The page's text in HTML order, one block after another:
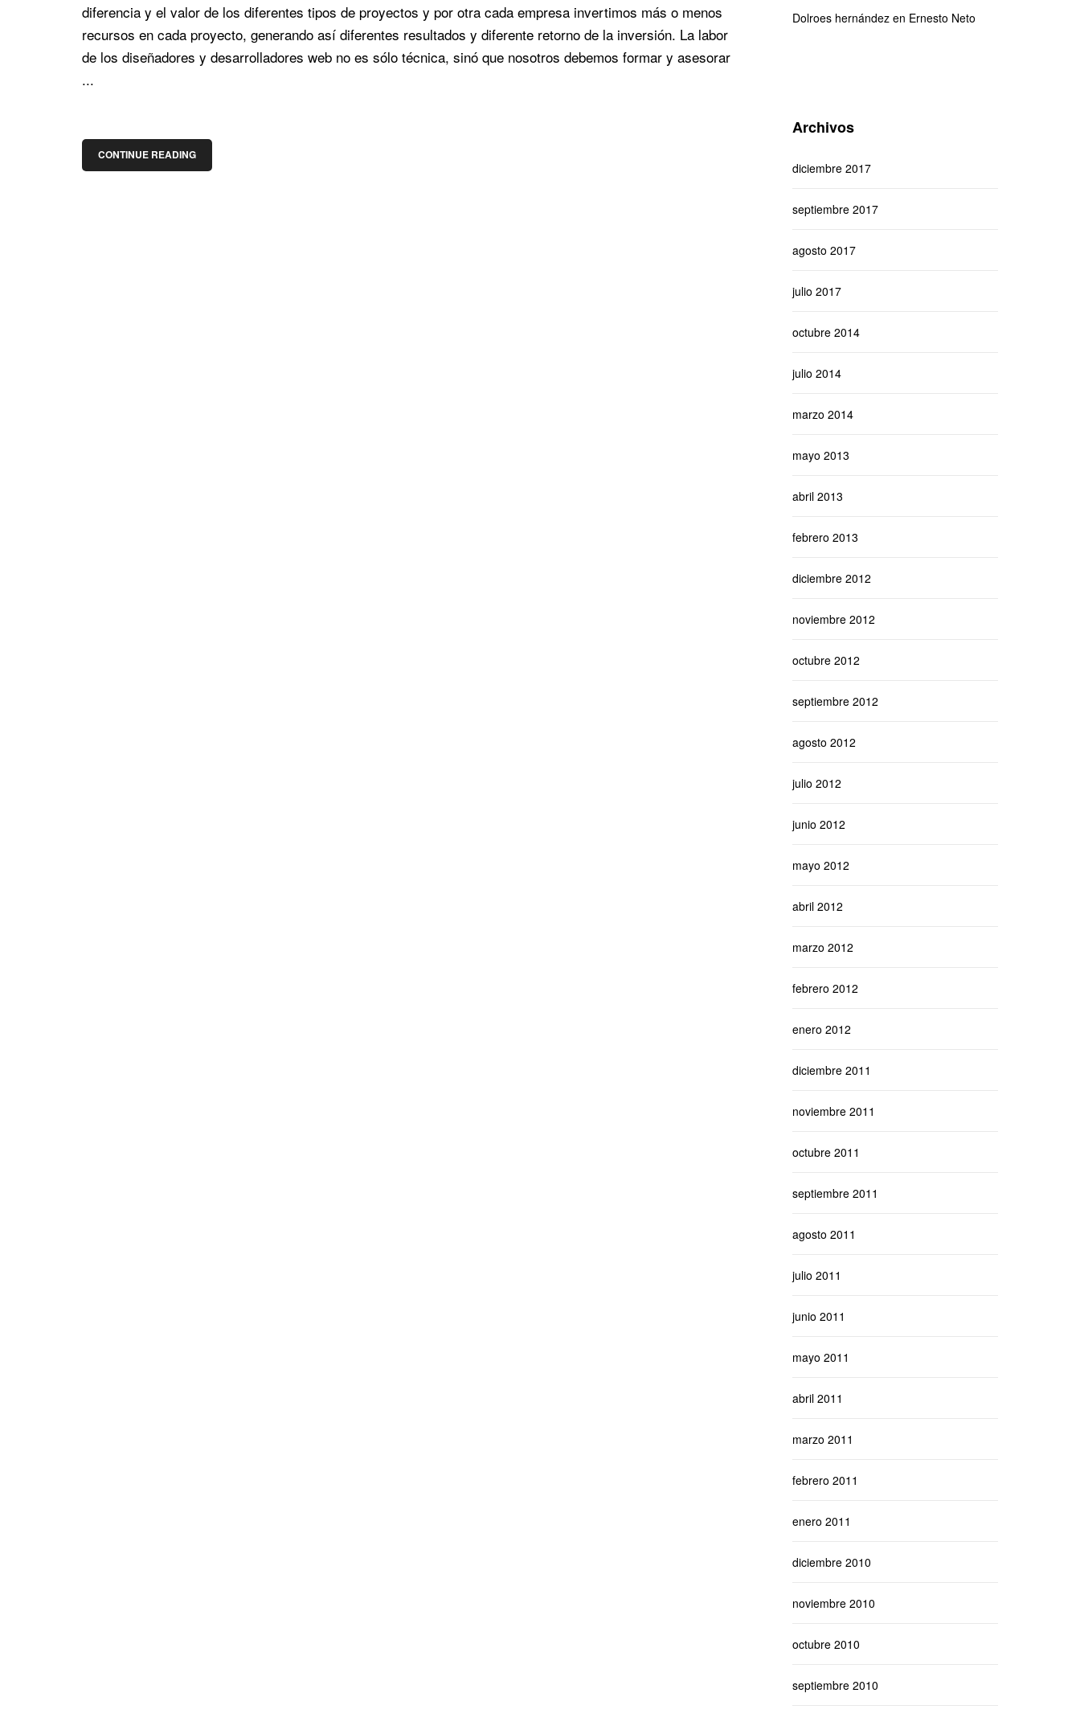
diferencia y el valor de los diferentes tipos de proyectos y por otra cada empresa invertimos más o menos
recursos en cada proyecto, generando así diferentes resultados y diferente retorno de la inversión. La labor
de los diseñadores y desarrolladores web no es sólo técnica, sinó que nosotros debemos formar y asesorar
...
CONTINUE READING
Dolroes hernándezen Ernesto Neto
Archivos
diciembre 2017
septiembre 2017
agosto 2017
julio 2017
octubre 2014
julio 2014
marzo 2014
mayo 2013
abril 2013
febrero 2013
diciembre 2012
noviembre 2012
octubre 2012
septiembre 2012
agosto 2012
julio 2012
junio 2012
mayo 2012
abril 2012
marzo 2012
febrero 2012
enero 2012
diciembre 2011
noviembre 2011
octubre 2011
septiembre 2011
agosto 2011
julio 2011
junio 2011
mayo 2011
abril 2011
marzo 2011
febrero 2011
enero 2011
diciembre 2010
noviembre 2010
octubre 2010
septiembre 2010